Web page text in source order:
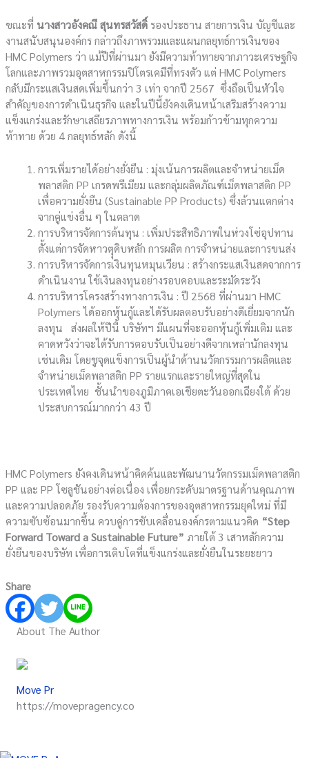
ขณะที่ นางสาวอังคณี สุนทรสวัสดิ์ รองประธาน สายการเงิน บัญชีและ
งานสนับสนุนองค์กร กล่าวถึงภาพรวมและแผนกลยุทธ์การเงินของ
HMC Polymers ว่า แม้ปีที่ผ่านมา ยังมีความท้าทายจากภาวะเศรษฐกิจ
โลกและภาพรวมอุตสาหกรรมปิโตรเคมีที่ทรงตัว แต่ HMC Polymers
กลับมีกระแสเงินสดเพิ่มขึ้นกว่า 3 เท่า จากปี 2567 ซึ่งถือเป็นหัวใจ
สำคัญของการดำเนินธุรกิจ และในปีนี้ยังคงเดินหน้าเสริมสร้างความ
แข็งแกร่งและรักษาเสถียรภาพทางการเงิน พร้อมก้าวข้ามทุกความ
ท้าทาย ด้วย 4 กลยุทธ์หลัก ดังนี้
การเพิ่มรายได้อย่างยั่งยืน : มุ่งเน้นการผลิตและจำหน่ายเม็ด
พลาสติก PP เกรดพรีเมียม และกลุ่มผลิตภัณฑ์เม็ดพลาสติก PP
เพื่อความยั่งยืน (Sustainable PP Products) ซึ่งล้วนแตกต่าง
จากคู่แข่งอื่น ๆ ในตลาด
การบริหารจัดการต้นทุน : เพิ่มประสิทธิภาพในห่วงโซ่อุปทาน
ตั้งแต่การจัดหาวตุุดิบหลัก การผลิต การจำหน่ายและการขนส่ง
การบริหารจัดการเงินทุนหมุนเวียน : สร้างกระแสเงินสดจากการ
ดำเนินงาน ใช้เงินลงทุนอย่างรอบคอบและระมัดระวัง
การบริหารโครงสร้างทางการเงิน : ปี 2568 ที่ผ่านมา HMC
Polymers ได้ออกหุ้นกู้และได้รับผลตอบรับอย่างดีเยี่ยมจากนัก
ลงทุน ส่งผลให้ปีนี้ บริษัทฯ มีแผนที่จะออกหุ้นกู้เพิ่มเติม และ
คาดหวังว่าจะได้รับการตอบรับเป็นอย่างดีจากเหล่านักลงทุน
เช่นเดิม โดยชูจุดแข็งการเป็นผู้นำด้านนวัตกรรมการผลิตและ
จำหน่ายเม็ดพลาสติก PP รายแรกและรายใหญ่ที่สุดใน
ประเทศไทย ชั้นนำของภูมิภาคเอเชียตะวันออกเฉียงใต้ ด้วย
ประสบการณ์มากกว่า 43 ปี
HMC Polymers ยังคงเดินหน้าคิดค้นและพัฒนานวัตกรรมเม็ดพลาสติก
PP และ PP โซลูชันอย่างต่อเนื่อง เพื่อยกระดับมาตรฐานด้านคุณภาพ
และความปลอดภัย รองรับความต้องการของอุตสาหกรรมยุคใหม่ ที่มี
ความซับซ้อนมากขึ้น ควบคู่การขับเคลื่อนองค์กรตามแนวคิด “Step
Forward Toward a Sustainable Future” ภายใต้ 3 เสาหลักความ
ยั่งยืนของบริษัท เพื่อการเติบโตที่แข็งแกร่งและยั่งยืนในระยะยาว
Share
About The Author
Move Pr
https://movepragency.co